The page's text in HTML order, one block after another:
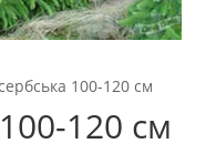
100-120 см
120 см